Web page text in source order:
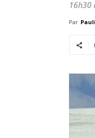
16h30
Par